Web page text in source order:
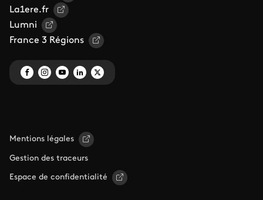
La1ere.fr
Lumni
France 3 Régions
Mentions légales
Gestion des traceurs
Espace de confidentialité